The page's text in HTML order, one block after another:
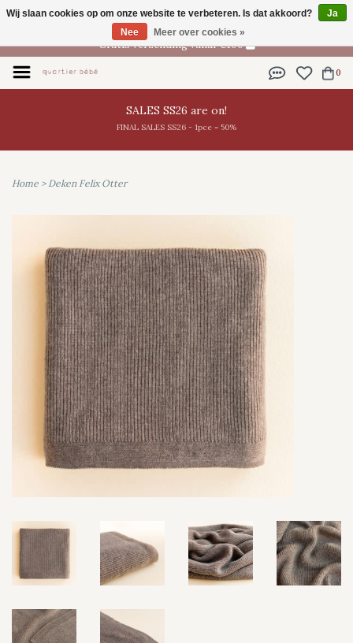
NL
Gratis verzending vanaf €100
0
SALES SS26 are on!
FINAL SALES SS26 - 1pce = 50%
Home > Deken Felix Otter
Wij slaan cookies op om onze website te verbeteren. Is dat akkoord?
Ja
Nee
Meer over cookies »